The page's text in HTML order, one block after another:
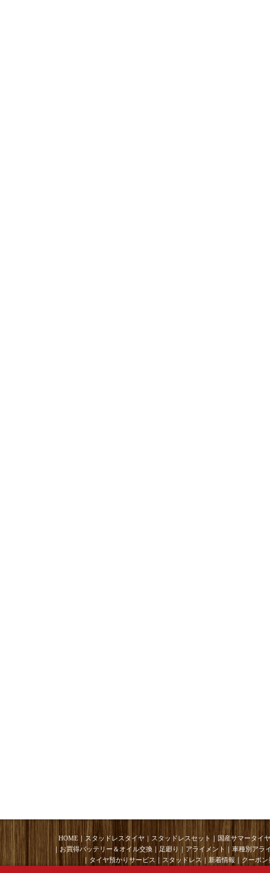
HOME ｜ スタッドレスタイヤ ｜ スタッドレスセット ｜ 国産サマータイ
｜ お買得バッテリー＆オイル交換 ｜ 足廻り ｜ アライメント ｜ 車種別アラ
｜ タイヤ預かりサービス ｜ スタッドレス ｜ 新着情報 ｜ クーポン